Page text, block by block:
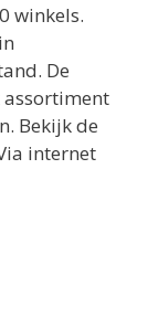
winkels.
De
assortiment
Bekijk de
internet